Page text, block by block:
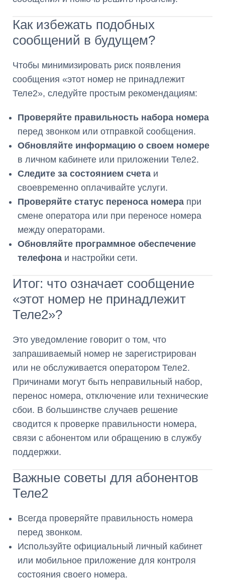
Как избежать подобных
сообщений в будущем?
Чтобы минимизировать риск появления
сообщения «этот номер не принадлежит
Теле2», следуйте простым рекомендациям:
Проверяйте правильность набора номера
перед звонком или отправкой сообщения.
Обновляйте информацию о своем номере
в личном кабинете или приложении Теле2.
Следите за состоянием счета и
своевременно оплачивайте услуги.
Проверяйте статус переноса номера при
смене оператора или при переносе номера
между операторами.
Обновляйте программное обеспечение
телефона и настройки сети.
Итог: что означает сообщение
«этот номер не принадлежит
Теле2»?
Это уведомление говорит о том, что
запрашиваемый номер не зарегистрирован
или не обслуживается оператором Теле2.
Причинами могут быть неправильный набор,
перенос номера, отключение или технические
сбои. В большинстве случаев решение
сводится к проверке правильности номера,
связи с абонентом или обращению в службу
поддержки.
Важные советы для абонентов
Теле2
Всегда проверяйте правильность номера
перед звонком.
Используйте официальный личный кабинет
или мобильное приложение для контроля
состояния своего номера.